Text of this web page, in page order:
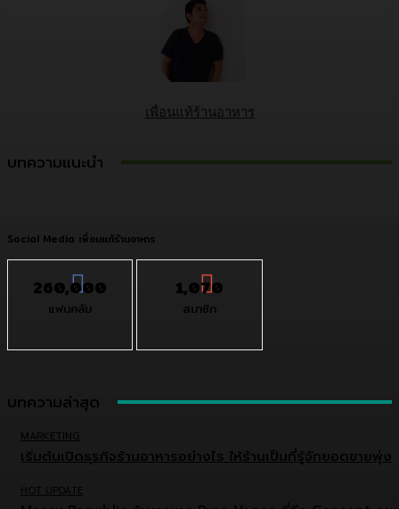
เพื่อนแท้ร้านอาหาร
บทความแนะนำ
Social Media เพื่อนแท้ร้านอาหาร
260,000
แฟนคลับ
1,070
สมาชิก
บทความล่าสุด
MARKETING
เริ่มต้นเปิดธุรกิจร้านอาหารอย่างไร ให้ร้านเป็นที่รู้จักยอดขายพุ่ง
HOT UPDATE